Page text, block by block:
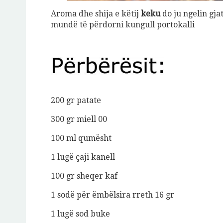
Aroma dhe shija e këtij kekudo ju ngelin
mundë të përdorni kungull portokalli
200 gr patate
300 gr miell 00
100 ml qumësht
1 lugë çaji kanell
100 gr sheqer kaf
1 sodë për ëmbëlsira rreth 16 gr
1 lugë sod buke